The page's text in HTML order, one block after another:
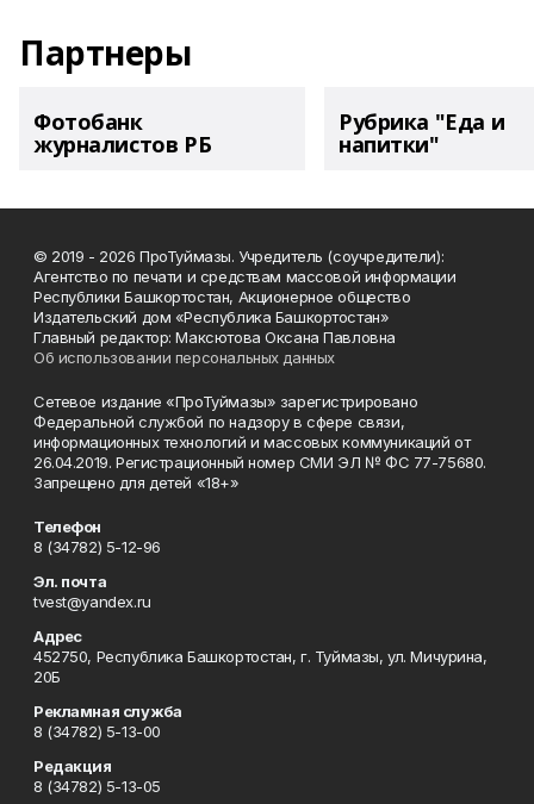
Партнеры
Фотобанк
журналистов РБ
Рубрика "Еда и
напитки"
© 2019 - 2026 ПроТуймазы. Учредитель (соучредители):
Агентство по печати и средствам массовой информации
Республики Башкортостан, Акционерное общество
Издательский дом «Республика Башкортостан»
Главный редактор: Максютова Оксана Павловна
Об использовании персональных данных
Сетевое издание «ПроТуймазы» зарегистрировано
Федеральной службой по надзору в сфере связи,
информационных технологий и массовых коммуникаций от
26.04.2019. Регистрационный номер СМИ ЭЛ № ФС 77-75680.
Запрещено для детей «18+»
Телефон
8 (34782) 5-12-96
Эл. почта
tvest@yandex.ru
Адрес
452750, Республика Башкортостан, г. Туймазы, ул. Мичурина,
20Б
Рекламная служба
8 (34782) 5-13-00
Редакция
8 (34782) 5-13-05